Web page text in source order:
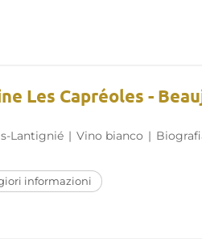
Les Capréoles -
Lantignié | Vino bianco |
informazioni